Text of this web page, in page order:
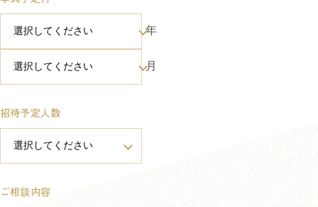
年
月
招待予定人数
ご相談内容